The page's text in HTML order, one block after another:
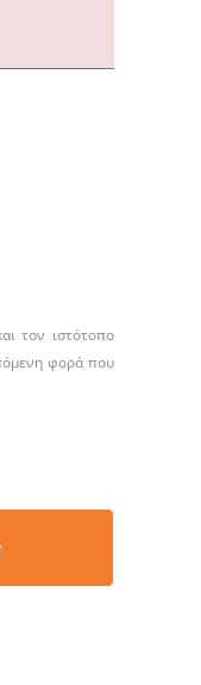
τον ιστότοπο
φορά που